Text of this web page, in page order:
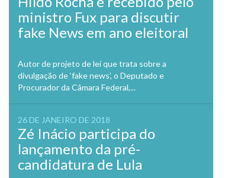
ministro Fux para discutir
fake News em ano eleitoral
Autor de projeto de lei que trata sobre a
divulgação de ‘fake news’, o Deputado e
Procurador da Câmara Federal,...
26 DE JANEIRO DE 2018
Zé Inácio participa do
lançamento da pré-
candidatura de Lula